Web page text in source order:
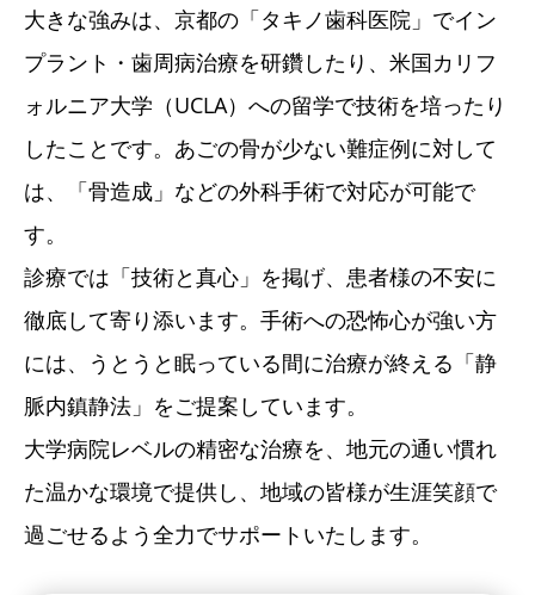
大きな強みは、京都の「タキノ歯科医院」でイン
プラント・歯周病治療を研鑽したり、米国カリフ
ォルニア大学（UCLA）への留学で技術を培ったり
したことです。あごの骨が少ない難症例に対して
は、「骨造成」などの外科手術で対応が可能で
す。
診療では「技術と真心」を掲げ、患者様の不安に
徹底して寄り添います。手術への恐怖心が強い方
には、うとうと眠っている間に治療が終える「静
脈内鎮静法」をご提案しています。
大学病院レベルの精密な治療を、地元の通い慣れ
た温かな環境で提供し、地域の皆様が生涯笑顔で
過ごせるよう全力でサポートいたします。